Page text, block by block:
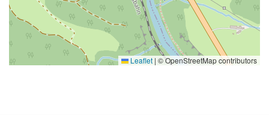
Leaflet | © OpenStreetMap contributors